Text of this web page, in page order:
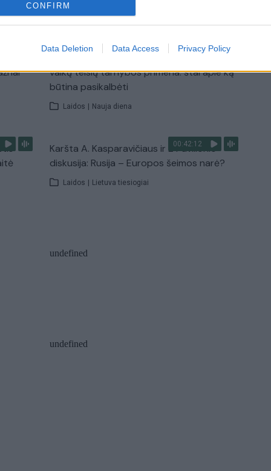
CONFIRM
Data Deletion Data Access Privacy Policy
00:15:25
Ruošiantis naujiems mokslo metams –
vaikų teisių tarnybos primena: štai apie ką
būtina pasikalbėti
Laidos | Nauja diena
00:42:12
Karšta A. Kasparavičiaus ir Ž Pavilionio
diskusija: Rusija – Europos šeimos narė?
Laidos | Lietuva tiesiogiai